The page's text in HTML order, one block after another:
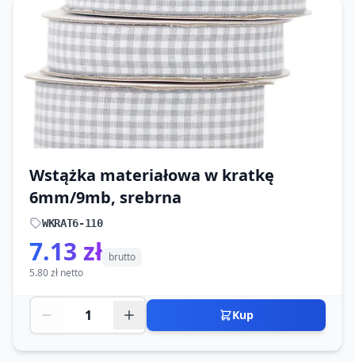
Wstążka materiałowa w kratkę
6mm/9mb, srebrna
WKRAT6-110
7.13 zł brutto
5.80 zł netto
Kup